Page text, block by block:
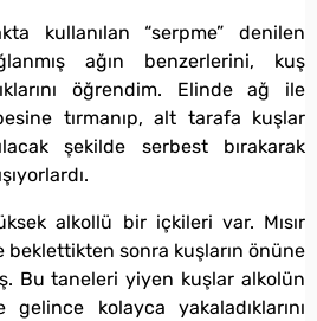
kullanılan “serpme” denilen
ağın benzerlerini, kuş
öğrendim. Elinde ağ ile
tırmanıp, alt tarafa kuşlar
şekilde serbest bırakarak
alkollü bir içkileri var. Mısır
beklettikten sonra kuşların önüne
Bu taneleri yiyen kuşlar alkolün
kolayca yakaladıklarını